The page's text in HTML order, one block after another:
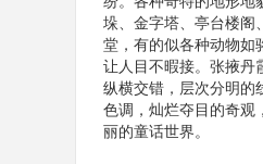
垛、金字塔、亭台楼阁
堂，有的似各种动物如
让人目不暇接。张掖丹
纵横交错，层次分明的
色调，灿烂夺目的奇观
丽的童话世界。